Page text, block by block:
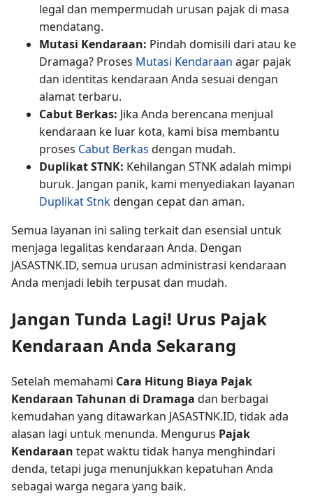
legal dan mempermudah urusan pajak di masa
mendatang.
Mutasi Kendaraan: Pindah domisili dari atau ke
Dramaga? Proses Mutasi Kendaraan agar pajak
dan identitas kendaraan Anda sesuai dengan
alamat terbaru.
Cabut Berkas: Jika Anda berencana menjual
kendaraan ke luar kota, kami bisa membantu
proses Cabut Berkas dengan mudah.
Duplikat STNK: Kehilangan STNK adalah mimpi
buruk. Jangan panik, kami menyediakan layanan
Duplikat Stnkdengan cepat dan aman.
Semua layanan ini saling terkait dan esensial untuk
menjaga legalitas kendaraan Anda. Dengan
JASASTNK.ID, semua urusan administrasi kendaraan
Anda menjadi lebih terpusat dan mudah.
Jangan Tunda Lagi! Urus Pajak
Kendaraan Anda Sekarang
Setelah memahami Cara Hitung Biaya Pajak
Kendaraan Tahunan di Dramaga dan berbagai
kemudahan yang ditawarkan JASASTNK.ID, tidak ada
alasan lagi untuk menunda. Mengurus Pajak
Kendaraan tepat waktu tidak hanya menghindari
denda, tetapi juga menunjukkan kepatuhan Anda
sebagai warga negara yang baik.